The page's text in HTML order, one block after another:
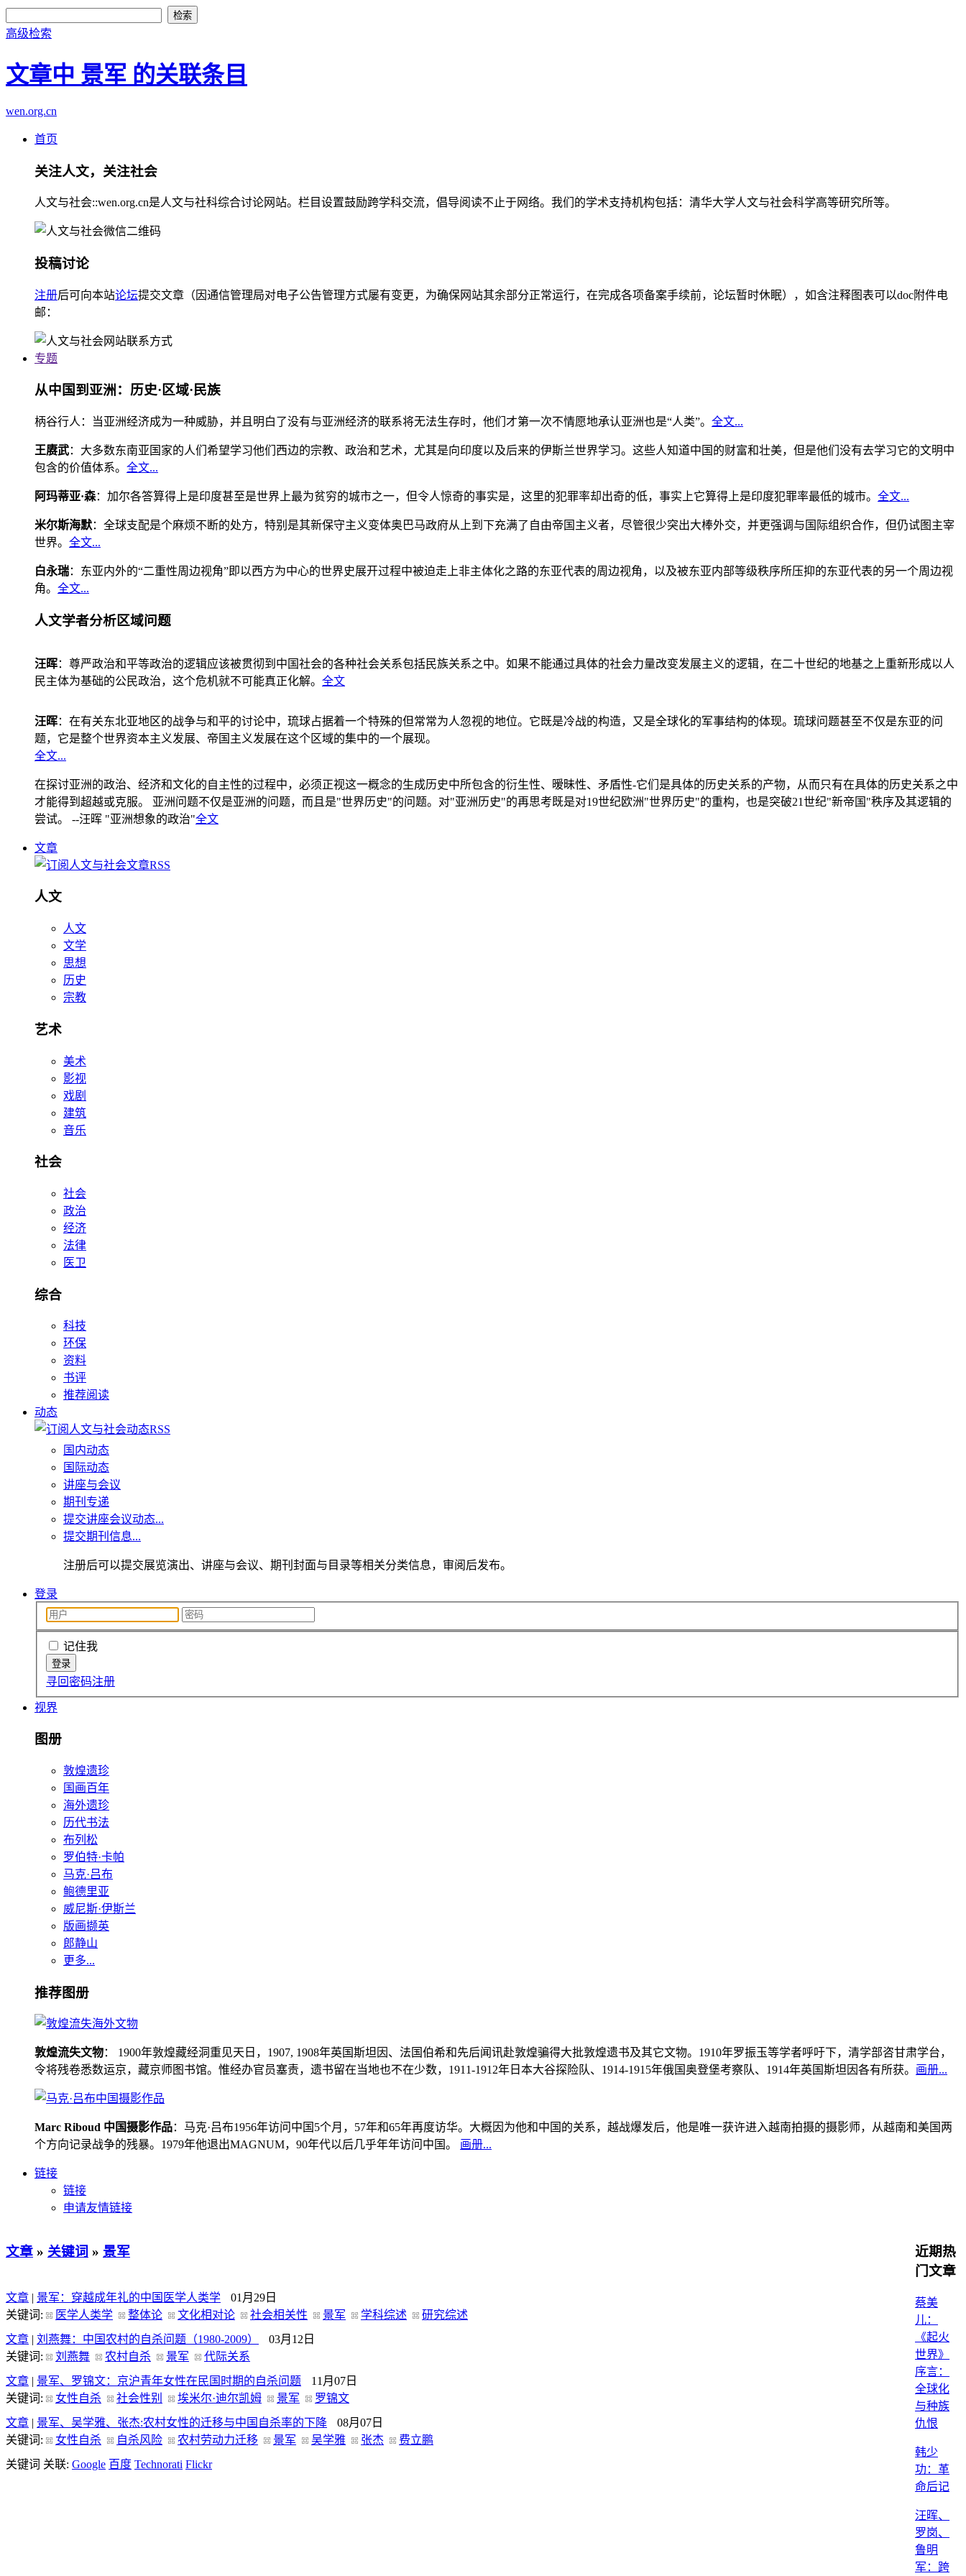
高级检索
文章中 景军 的关联条目
wen.org.cn
首页
关注人文，关注社会
人文与社会::wen.org.cn是人文与社科综合讨论网站。栏目设置鼓励跨学科交流，倡导阅读不止于网络。我们的学术支持机构包括：清华大学人文与社会科学高等研究所等。
投稿讨论
注册后可向本站论坛提交文章（因通信管理局对电子公告管理方式屡有变更，为确保网站其余部分正常运行，在完成各项备案手续前，论坛暂时休眠），如含注释图表可以doc附件电
邮：
专题
从中国到亚洲：历史·区域·民族
柄谷行人：当亚洲经济成为一种威胁，并且明白了没有与亚洲经济的联系将无法生存时，他们才第一次不情愿地承认亚洲也是“人类”。 全文...
王赓武：大多数东南亚国家的人们希望学习他们西边的宗教、政治和艺术，尤其是向印度以及后来的伊斯兰世界学习。这些人知道中国的财富和壮美，但是他们没有去学习它的文明中
包含的价值体系。 全文...
阿玛蒂亚·森：加尔各答算得上是印度甚至是世界上最为贫穷的城市之一，但令人惊奇的事实是，这里的犯罪率却出奇的低，事实上它算得上是印度犯罪率最低的城市。 全文...
米尔斯海默：全球支配是个麻烦不断的处方，特别是其新保守主义变体奥巴马政府从上到下充满了自由帝国主义者，尽管很少突出大棒外交，并更强调与国际组织合作，但仍试图主宰
世界。 全文...
白永瑞：东亚内外的“二重性周边视角”即以西方为中心的世界史展开过程中被迫走上非主体化之路的东亚代表的周边视角，以及被东亚内部等级秩序所压抑的东亚代表的另一个周边视
角。 全文...
人文学者分析区域问题
汪晖：尊严政治和平等政治的逻辑应该被贯彻到中国社会的各种社会关系包括民族关系之中。如果不能通过具体的社会力量改变发展主义的逻辑，在二十世纪的地基之上重新形成以人
民主体为基础的公民政治，这个危机就不可能真正化解。 全文
汪晖：在有关东北亚地区的战争与和平的讨论中，琉球占据着一个特殊的但常常为人忽视的地位。它既是冷战的构造，又是全球化的军事结构的体现。琉球问题甚至不仅是东亚的问
题，它是整个世界资本主义发展、帝国主义发展在这个区域的集中的一个展现。
全文...
在探讨亚洲的政治、经济和文化的自主性的过程中，必须正视这一概念的生成历史中所包含的衍生性、暧昧性、矛盾性-它们是具体的历史关系的产物，从而只有在具体的历史关系之中
才能得到超越或克服。 亚洲问题不仅是亚洲的问题，而且是"世界历史"的问题。对"亚洲历史"的再思考既是对19世纪欧洲"世界历史"的重构，也是突破21世纪"新帝国"秩序及其逻辑的
尝试。 --汪晖 "亚洲想象的政治"全文
文章
人文
人文
文学
思想
历史
宗教
艺术
美术
影视
戏剧
建筑
音乐
社会
社会
政治
经济
法律
医卫
综合
科技
环保
资料
书评
推荐阅读
动态
国内动态
国际动态
讲座与会议
期刊专递
提交讲座会议动态...
提交期刊信息...
注册后可以提交展览演出、讲座与会议、期刊封面与目录等相关分类信息，审阅后发布。
登录
记住我
寻回密码注册
视界
图册
敦煌遗珍
国画百年
海外遗珍
历代书法
布列松
罗伯特·卡帕
马克·吕布
鲍德里亚
威尼斯·伊斯兰
版画撷英
郎静山
更多...
推荐图册
敦煌流失文物： 1900年敦煌藏经洞重见天日，1907, 1908年英国斯坦因、法国伯希和先后闻讯赴敦煌骗得大批敦煌遗书及其它文物。1910年罗振玉等学者呼吁下，清学部咨甘肃学台，
令将残卷悉数运京，藏京师图书馆。惟经办官员塞责，遗书留在当地也不在少数，1911-1912年日本大谷探险队、1914-1915年俄国奥登堡考察队、1914年英国斯坦因各有所获。 画册...
Marc Riboud 中国摄影作品：马克·吕布1956年访问中国5个月，57年和65年再度访华。大概因为他和中国的关系，越战爆发后，他是唯一获许进入越南拍摄的摄影师，从越南和美国两
个方向记录战争的残暴。1979年他退出MAGNUM，90年代以后几乎年年访问中国。 画册...
链接
链接
申请友情链接
文章 » 关键词 » 景军
文章 | 景军：穿越成年礼的中国医学人类学
01月29日
关键词:
医学人类学 整体论 文化相对论 社会相关性 景军 学科综述
研究综述
文章 | 刘燕舞：中国农村的自杀问题（1980-2009）
03月12日
关键词:
刘燕舞 农村自杀 景军
代际关系
文章 | 景军、罗锦文：京沪青年女性在民国时期的自杀问题
11月07日
关键词:
女性自杀 社会性别 埃米尔·迪尔凯姆 景军
罗锦文
文章 | 景军、吴学雅、张杰:农村女性的迁移与中国自杀率的下降
08月07日
关键词:
女性自杀 自杀风险 农村劳动力迁移 景军 吴学雅 张杰
费立鹏
关键词 关联: Google 百度 Technorati Flickr
近期热
门文章
蔡美
儿：
《起火
世界》
序言：
全球化
与种族
仇恨
韩少
功：革
命后记
汪晖、
罗岗、
鲁明
军：跨